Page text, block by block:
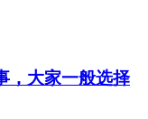
，大家一般选择